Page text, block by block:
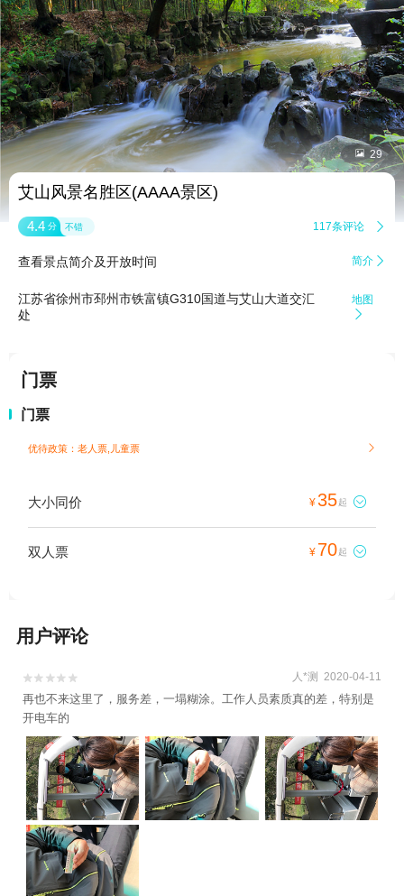
 29
艾山风景名胜区(AAAA景区)
4.4 分 不错 117条评论 
查看景点简介及开放时间 简介 
江苏省徐州市邳州市铁富镇G310国道与艾山大道交汇
处
地图

门票
门票
优待政策：老人票,儿童票 
大小同价 ¥35起 
双人票 ¥ 70起 
用户评论

 人*测 2020-04-11
再也不来这里了，服务差，一塌糊涂。工作人员素质真的差，特别是
开电车的
